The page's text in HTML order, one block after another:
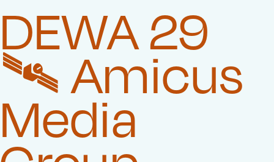
DEWA 29
🛰️‍ Amicus
Media